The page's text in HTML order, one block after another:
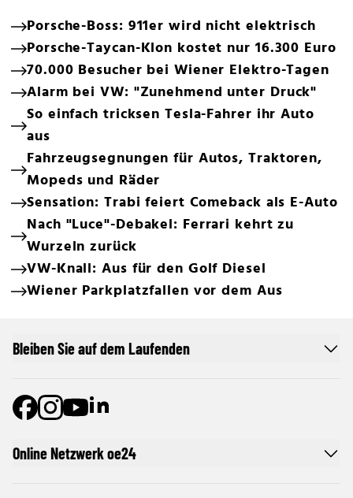
Porsche-Boss: 911er wird nicht elektrisch
Porsche-Taycan-Klon kostet nur 16.300 Euro
70.000 Besucher bei Wiener Elektro-Tagen
Alarm bei VW: "Zunehmend unter Druck"
So einfach tricksen Tesla-Fahrer ihr Auto
aus
Fahrzeugsegnungen für Autos, Traktoren,
Mopeds und Räder
Sensation: Trabi feiert Comeback als E-Auto
Nach "Luce"-Debakel: Ferrari kehrt zu
Wurzeln zurück
VW-Knall: Aus für den Golf Diesel
Wiener Parkplatzfallen vor dem Aus
Online Netzwerk oe24
Bleiben Sie auf dem Laufenden